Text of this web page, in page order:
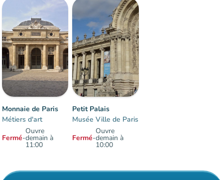
Monnaie de Paris
Métiers d'art
Fermé-
Ouvre
demain à
11:00
Petit Palais
Musée Ville de Paris
Fermé-
Ouvre
demain à
10:00